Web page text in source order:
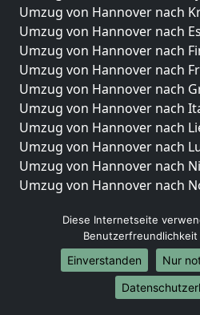
Umzug von Hannover nach
Umzug von Hannover nach
Umzug von Hannover nach
Umzug von Hannover nach
Umzug von Hannover nach
Umzug von Hannover nach
Umzug von Hannover nach
Umzug von Hannover nach
Umzug von Hannover nach
Umzug von Hannover nach
Umzüge-
Umzug von Hannover nach
Umzug von Hannover nach
Umzug von Hannover nach
Umzug von Hannover nach
Diese Internetseite
Einverstanden
Nur